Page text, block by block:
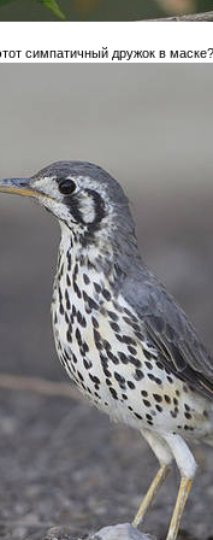
симпатичный дружок в маске?